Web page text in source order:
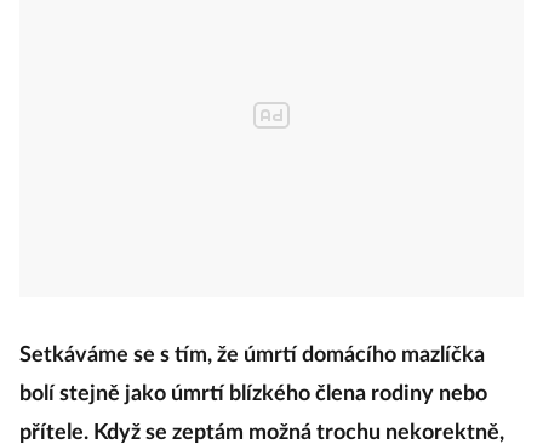
Setkáváme se s tím, že úmrtí domácího mazlíčka
bolí stejně jako úmrtí blízkého člena rodiny nebo
přítele. Když se zeptám možná trochu nekorektně,